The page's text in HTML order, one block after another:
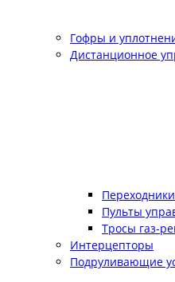
Гофры и
Дистанционное
Пульты
Тросы газ-
Интерцепторы
Подруливающие